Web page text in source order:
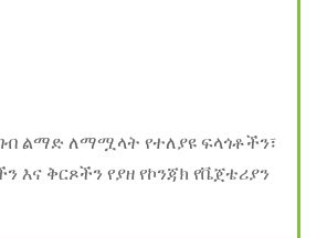
ልማድ ለማሟላት የተለያዩ ፍላጎቶችን፣
ቅርጾችን የያዘ የኮንጃክ የቬጀቴሪያን